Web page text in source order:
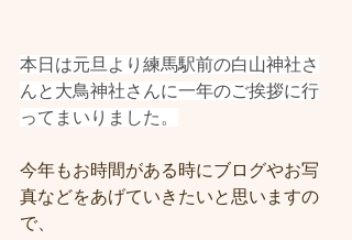
本日は元旦より練馬駅前の白山神社さ
んと大鳥神社さんに一年のご挨拶に行
ってまいりました。
今年もお時間がある時にブログやお写
真などをあげていきたいと思いますの
で、